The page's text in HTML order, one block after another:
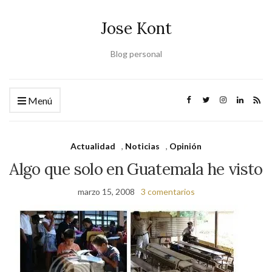
Jose Kont
Blog personal
Menú
Actualidad , Noticias , Opinión
Algo que solo en Guatemala he visto
marzo 15, 2008 3 comentarios